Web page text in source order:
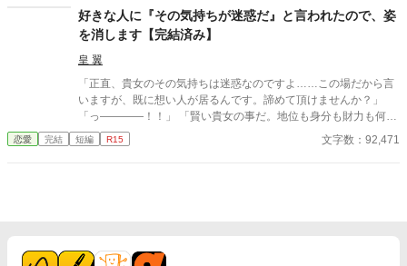
して、世界を渡るたびに歪んでいく運命。 これは、捨てられた令
嬢が幾つもの世界を巡りながら、 誰かの破滅を、そして自分自身
の運命を書き換えていく物語。 『あなたを置いて、私は世界を渡
る』
好きな人に『その気持ちが迷惑だ』と言われたので、姿
を消します【完結済み】
皇 翼
「正直、貴女のその気持ちは迷惑なのですよ……この場だから言
いますが、既に想い人が居るんです。諦めて頂けませんか？」
「っ――――！！」 「賢い貴女の事だ。地位も身分も財力も何も
かもが貴女にとっては高嶺の花だと元々分かっていたのでしょ
う？そんな感情を持っているだけ時間が無駄だと思いません
恋愛 完結 短編 R15 文字数：92,471